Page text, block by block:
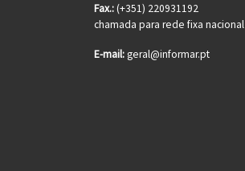
Fax.:(+351) 220931192
chamada para rede fixa nacional
E-mail:geral@informar.pt